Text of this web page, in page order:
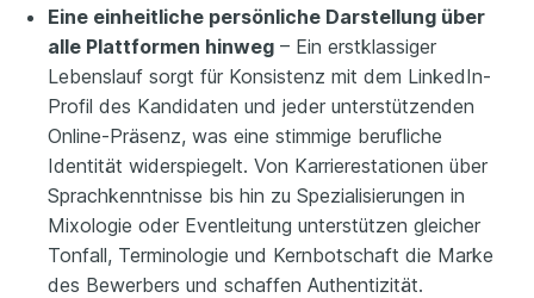
Eine einheitliche persönliche Darstellung über
alle Plattformen hinweg – Ein erstklassiger
Lebenslauf sorgt für Konsistenz mit dem LinkedIn-
Profil des Kandidaten und jeder unterstützenden
Online-Präsenz, was eine stimmige berufliche
Identität widerspiegelt. Von Karrierestationen über
Sprachkenntnisse bis hin zu Spezialisierungen in
Mixologie oder Eventleitung unterstützen gleicher
Tonfall, Terminologie und Kernbotschaft die Marke
des Bewerbers und schaffen Authentizität.